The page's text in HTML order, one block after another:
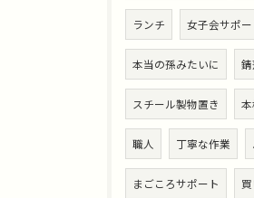
ランチ 女子会サポー
本当の孫みたいに
スチール製物置き
職人 丁寧な作業
まごころサポート